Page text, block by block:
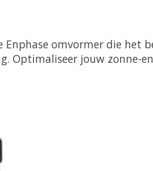
omvormer die
Optimaliseer jouw zonne-